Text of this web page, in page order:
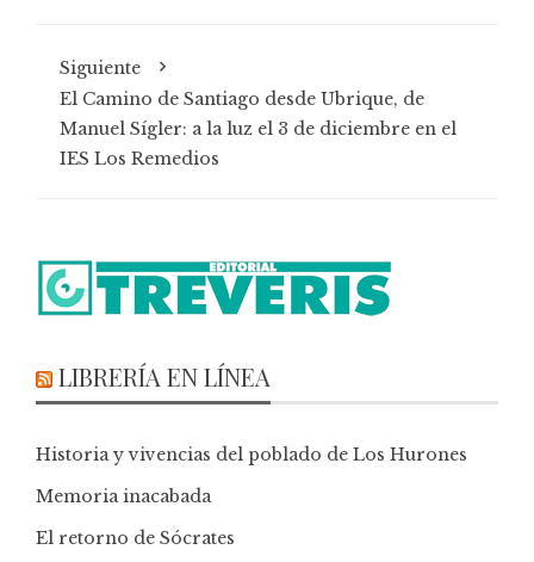
Siguiente
El Camino de Santiago desde Ubrique, de
Manuel Sígler: a la luz el 3 de diciembre en el
IES Los Remedios
LIBRERÍA EN LÍNEA
Historia y vivencias del poblado de Los Hurones
Memoria inacabada
El retorno de Sócrates